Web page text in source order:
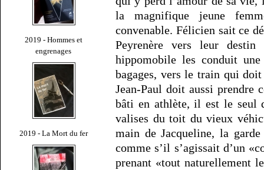
2019 - Hommes et
engrenages
2019 - La Mort du fer
la magnifique jeune
convenable. Félicien sait ce
Peyrenère vers leur
hippomobile les conduit
bagages, vers le train qui
Jean-Paul doit aussi prendre
bâti en athlète, il est le seul
valises du toit du vieux
main de Jacqueline, la
comme s’il s’agissait d’un
prenant «tout naturellement